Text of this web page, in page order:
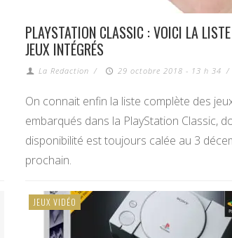
PLAYSTATION CLASSIC : VOICI LA
JEUX INTÉGRÉS
La Redaction / 29 octobre 2018 - 13 h 34 /
On connait enfin la liste complète des
embarqués dans la PlayStation Classic,
disponibilité est toujours calée au 3
prochain.
JEUX VIDÉO